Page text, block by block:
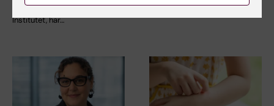
docent vid Karolinska
Institutet, har…
diabetes och åderförkalkning…